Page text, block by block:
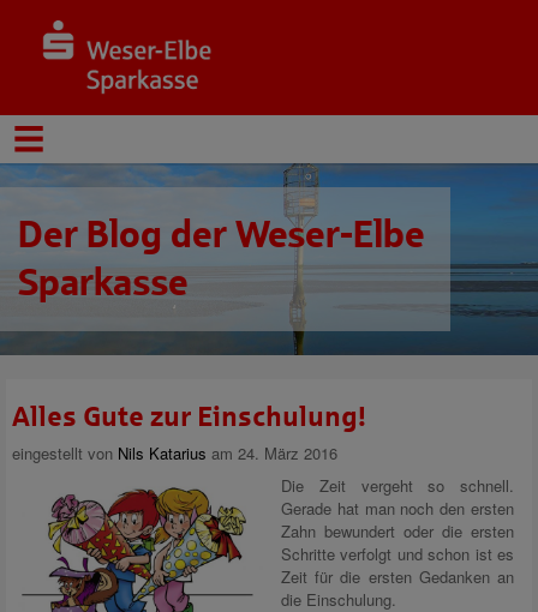
Der Blog der Weser-Elbe
Sparkasse
Alles Gute zur Einschulung!
eingestellt von Nils Katarius am 24. März 2016
Die Zeit vergeht so schnell.
Gerade hat man noch den ersten
Zahn bewundert oder die ersten
Schritte verfolgt und schon ist es
Zeit für die ersten Gedanken an
die Einschulung.